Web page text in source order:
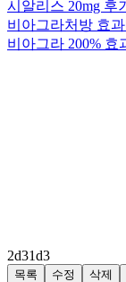
시알리스 20mg 후기
비아그라처방 효
비아그라 200% 효
2d31d3
목록 수정 삭제